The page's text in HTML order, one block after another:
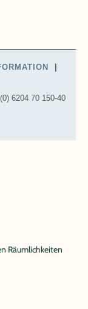
Räumlichkeiten